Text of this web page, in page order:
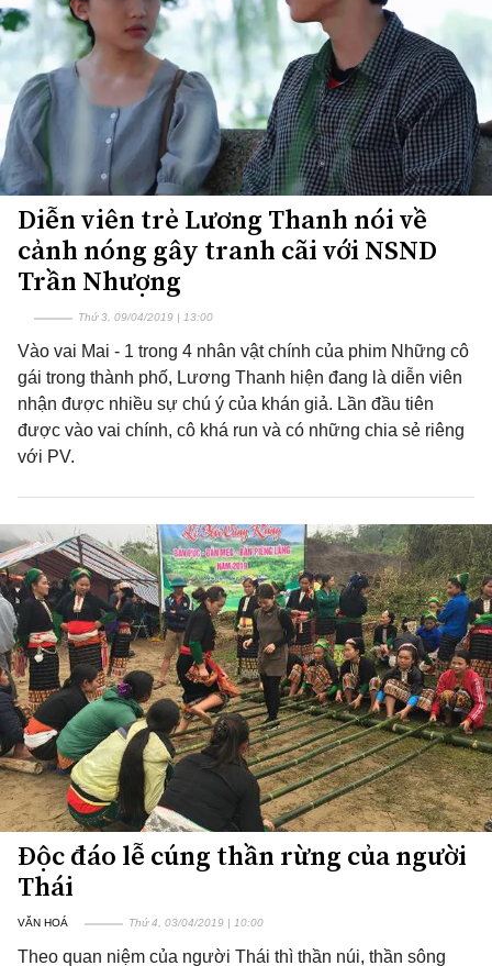
Diễn viên trẻ Lương Thanh nói về
cảnh nóng gây tranh cãi với NSND
Trần Nhượng
Thứ 3, 09/04/2019 | 13:00
Vào vai Mai - 1 trong 4 nhân vật chính của phim Những cô
gái trong thành phố, Lương Thanh hiện đang là diễn viên
nhận được nhiều sự chú ý của khán giả. Lần đầu tiên
được vào vai chính, cô khá run và có những chia sẻ riêng
với PV.
Độc đáo lễ cúng thần rừng của người
Thái
VĂN HOÁ Thứ 4, 03/04/2019 | 10:00
Theo quan niệm của người Thái thì thần núi, thần sông